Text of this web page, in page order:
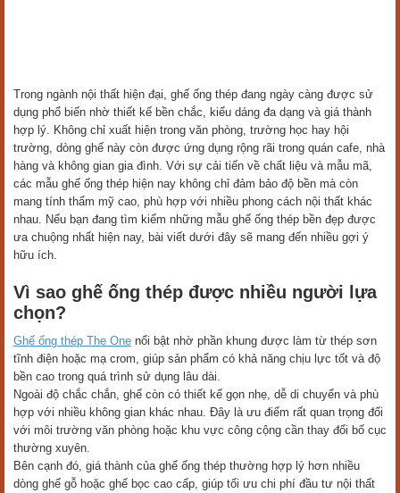
Trong ngành nội thất hiện đại, ghế ống thép đang ngày càng được sử
dụng phổ biến nhờ thiết kế bền chắc, kiểu dáng đa dạng và giá thành
hợp lý. Không chỉ xuất hiện trong văn phòng, trường học hay hội
trường, dòng ghế này còn được ứng dụng rộng rãi trong quán cafe, nhà
hàng và không gian gia đình. Với sự cải tiến về chất liệu và mẫu mã,
các mẫu ghế ống thép hiện nay không chỉ đảm bảo độ bền mà còn
mang tính thẩm mỹ cao, phù hợp với nhiều phong cách nội thất khác
nhau. Nếu bạn đang tìm kiếm những mẫu ghế ống thép bền đẹp được
ưa chuộng nhất hiện nay, bài viết dưới đây sẽ mang đến nhiều gợi ý
hữu ích.
Vì sao ghế ống thép được nhiều người lựa
chọn?
Ghế ống thép The One nổi bật nhờ phần khung được làm từ thép sơn
tĩnh điện hoặc mạ crom, giúp sản phẩm có khả năng chịu lực tốt và độ
bền cao trong quá trình sử dụng lâu dài.
Ngoài độ chắc chắn, ghế còn có thiết kế gọn nhẹ, dễ di chuyển và phù
hợp với nhiều không gian khác nhau. Đây là ưu điểm rất quan trọng đối
với môi trường văn phòng hoặc khu vực công cộng cần thay đổi bố cục
thường xuyên.
Bên cạnh đó, giá thành của ghế ống thép thường hợp lý hơn nhiều
dòng ghế gỗ hoặc ghế bọc cao cấp, giúp tối ưu chi phí đầu tư nội thất